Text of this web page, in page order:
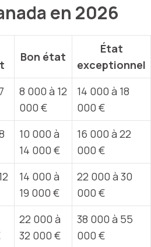
en 2026
Bon état
État
exceptionnel
8 000 à 12
000 €
14 000 à 18
000 €
10 000 à
14 000 €
16 000 à 22
000 €
14 000 à
19 000 €
22 000 à 30
000 €
22 000 à
32 000 €
38 000 à 55
000 €